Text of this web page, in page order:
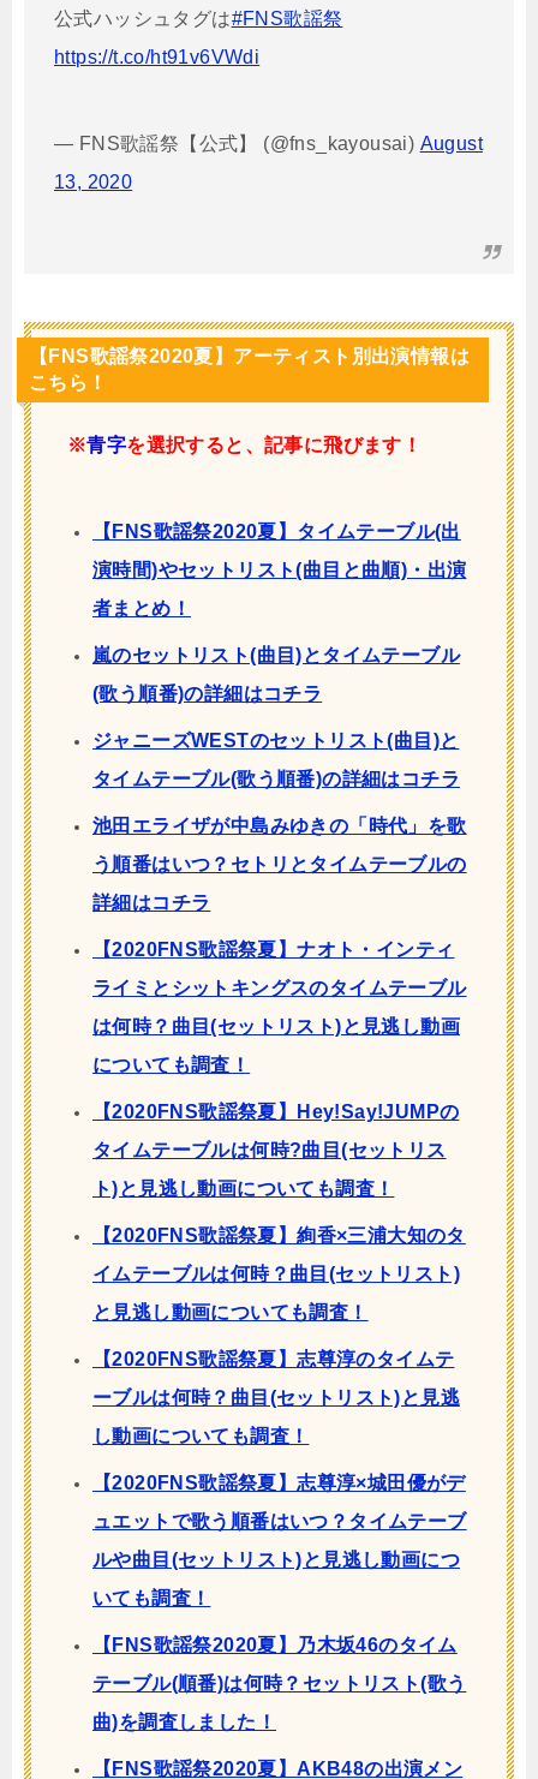
公式ハッシュタグは#FNS歌謡祭
https://t.co/ht91v6VWdi
— FNS歌謡祭【公式】 (@fns_kayousai) August
13, 2020
【FNS歌謡祭2020夏】アーティスト別出演情報は
こちら！
※青字を選択すると、記事に飛びます！
【FNS歌謡祭2020夏】タイムテーブル(出
演時間)やセットリスト(曲目と曲順)・出演
者まとめ！
嵐のセットリスト(曲目)とタイムテーブル
(歌う順番)の詳細はコチラ
ジャニーズWESTのセットリスト(曲目)と
タイムテーブル(歌う順番)の詳細はコチラ
池田エライザが中島みゆきの「時代」を歌
う順番はいつ？セトリとタイムテーブルの
詳細はコチラ
【2020FNS歌謡祭夏】ナオト・インティ
ライミとシットキングスのタイムテーブル
は何時？曲目(セットリスト)と見逃し動画
についても調査！
【2020FNS歌謡祭夏】Hey!Say!JUMPの
タイムテーブルは何時?曲目(セットリス
ト)と見逃し動画についても調査！
【2020FNS歌謡祭夏】絢香×三浦大知のタ
イムテーブルは何時？曲目(セットリスト)
と見逃し動画についても調査！
【2020FNS歌謡祭夏】志尊淳のタイムテ
ーブルは何時？曲目(セットリスト)と見逃
し動画についても調査！
【2020FNS歌謡祭夏】志尊淳×城田優がデ
ュエットで歌う順番はいつ？タイムテーブ
ルや曲目(セットリスト)と見逃し動画につ
いても調査！
【FNS歌謡祭2020夏】乃木坂46のタイム
テーブル(順番)は何時？セットリスト(歌う
曲)を調査しました！
【FNS歌謡祭2020夏】AKB48の出演メン